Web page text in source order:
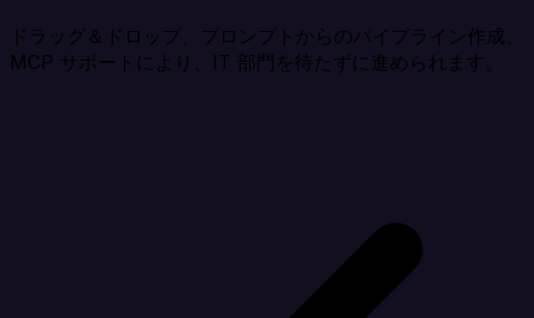
ドラッグ＆ドロップ、プロンプトからのパイプライン作成、
MCP サポートにより、IT 部門を待たずに進められます。